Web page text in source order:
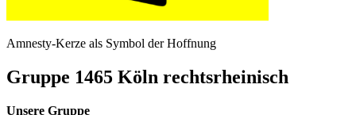
Amnesty-Kerze als Symbol der Hoffnung
Gruppe 1465 Köln rechtsrheinisch
Unsere Gruppe